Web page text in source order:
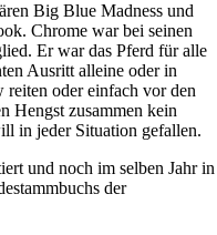
Big Blue Madness und
Chrome war bei seinen
Er war das Pferd für alle
Ausritt alleine oder in
reiten oder einfach vor den
Hengst zusammen kein
in jeder Situation gefallen.
und noch im selben Jahr in
der